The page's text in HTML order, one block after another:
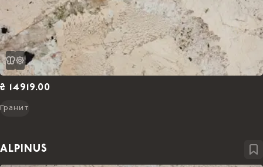
₴ 14919.00
Гранит
ALPINUS